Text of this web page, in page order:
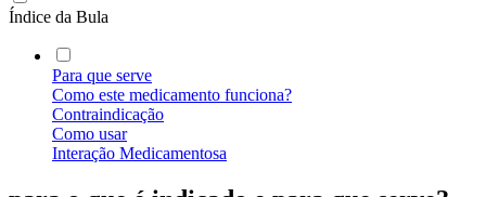
Índice da Bula
Para que serve
Como este medicamento funciona?
Contraindicação
Como usar
Interação Medicamentosa